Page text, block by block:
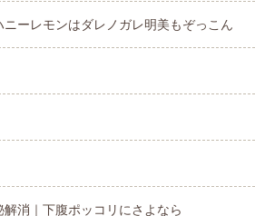
ーレモンはダレノガレ明美もぞっこん
消｜下腹ポッコリにさよなら